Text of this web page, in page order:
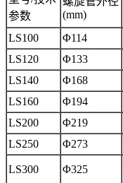
参数
(mm)
LS100
Φ114
LS120
Φ133
LS140
Φ168
LS160
Φ194
LS200
Φ219
LS250
Φ273
LS300 Φ325